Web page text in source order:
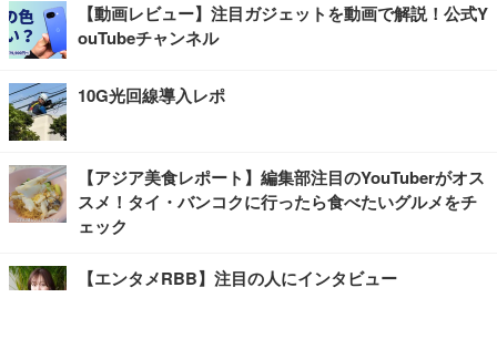
【動画レビュー】注目ガジェットを動画で解説！公式Y
ouTubeチャンネル
10G光回線導入レポ
【アジア美食レポート】編集部注目のYouTuberがオス
スメ！タイ・バンコクに行ったら食べたいグルメをチ
ェック
【エンタメRBB】注目の人にインタビュー